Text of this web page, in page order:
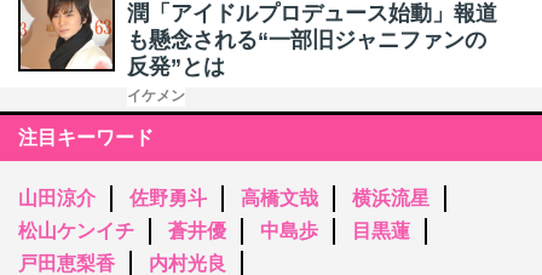
潤「アイドルプロデュース始動」報道
も懸念される“一部旧ジャニファンの
反発”とは
イケメン
注目キーワード
山田涼介 佐野勇斗 高橋文哉
横浜流星
松山ケンイチ
蒼井優 中島歩
目黒蓮
戸田恵梨香
内村光良